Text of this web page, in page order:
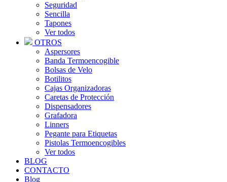
Seguridad
Sencilla
Tapones
Ver todos
OTROS
Aspersores
Banda Termoencogible
Bolsas de Velo
Botilitos
Cajas Organizadoras
Caretas de Protección
Dispensadores
Grafadora
Linners
Pegante para Etiquetas
Pistolas Termoencogibles
Ver todos
BLOG
CONTACTO
Blog